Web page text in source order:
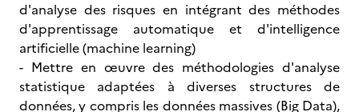
d'analyse des risques en intégrant des méthodes
d'apprentissage automatique et d'intelligence
artificielle (machine learning)
- Mettre en œuvre des méthodologies d'analyse
statistique adaptées à diverses structures de
données, y compris les données massives (Big Data),